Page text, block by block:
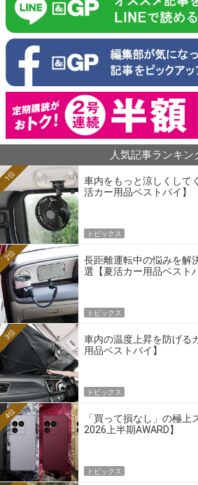
人気記事ランキン
車内をもっと涼しくして
活カー用品ベストバイ】
1位
トピックス
長距離運転中の悩みを解
選【夏活カー用品ベスト
2位
トピックス
車内の温度上昇を防げる
用品ベストバイ】
3位
トピックス
「買って損なし」の極
2026上半期AWARD】
4位
トピックス